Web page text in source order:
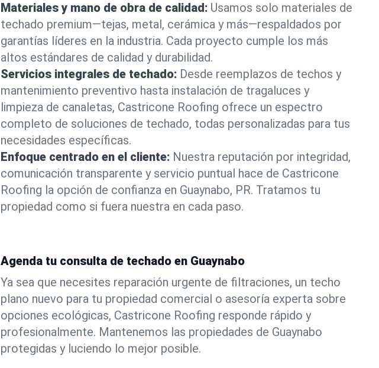
Materiales y mano de obra de calidad: Usamos solo materiales de
techado premium—tejas, metal, cerámica y más—respaldados por
garantías líderes en la industria. Cada proyecto cumple los más
altos estándares de calidad y durabilidad.
Servicios integrales de techado: Desde reemplazos de techos y
mantenimiento preventivo hasta instalación de tragaluces y
limpieza de canaletas, Castricone Roofing ofrece un espectro
completo de soluciones de techado, todas personalizadas para tus
necesidades específicas.
Enfoque centrado en el cliente: Nuestra reputación por integridad,
comunicación transparente y servicio puntual hace de Castricone
Roofing la opción de confianza en Guaynabo, PR. Tratamos tu
propiedad como si fuera nuestra en cada paso.
Agenda tu consulta de techado en Guaynabo
Ya sea que necesites reparación urgente de filtraciones, un techo
plano nuevo para tu propiedad comercial o asesoría experta sobre
opciones ecológicas, Castricone Roofing responde rápido y
profesionalmente. Mantenemos las propiedades de Guaynabo
protegidas y luciendo lo mejor posible.